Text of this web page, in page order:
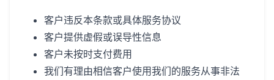
客户违反本条款或具体服务协议
客户提供虚假或误导性信息
客户未按时支付费用
我们有理由相信客户使用我们的服务从事非法